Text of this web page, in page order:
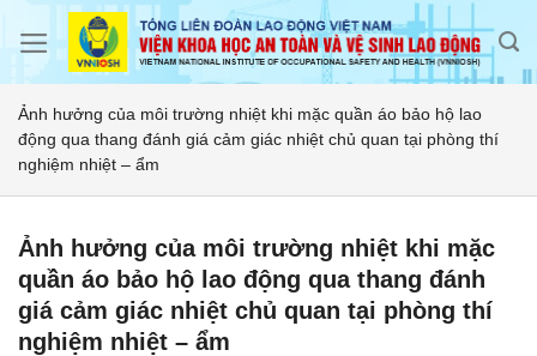
Ảnh hưởng của môi trường nhiệt khi mặc quần áo bảo hộ lao
động qua thang đánh giá cảm giác nhiệt chủ quan tại phòng thí
nghiệm nhiệt – ẩm
Ảnh hưởng của môi trường nhiệt khi mặc
quần áo bảo hộ lao động qua thang đánh
giá cảm giác nhiệt chủ quan tại phòng thí
nghiệm nhiệt – ẩm